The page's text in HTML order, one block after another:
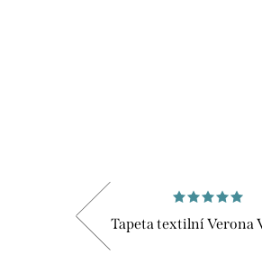
Tapeta textilní Verona